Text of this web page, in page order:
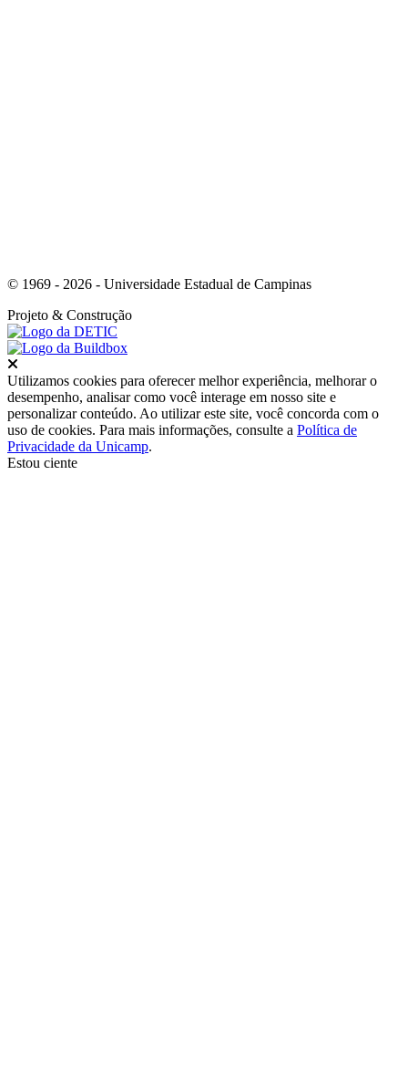
© 1969 - 2026 - Universidade Estadual de Campinas
Projeto & Construção
Utilizamos cookies para oferecer melhor experiência, melhorar o
desempenho, analisar como você interage em nosso site e
personalizar conteúdo. Ao utilizar este site, você concorda com o
uso de cookies. Para mais informações, consulte a Política de
Privacidade da Unicamp.
Estou ciente